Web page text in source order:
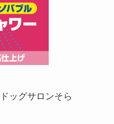
ドッグサロンそら